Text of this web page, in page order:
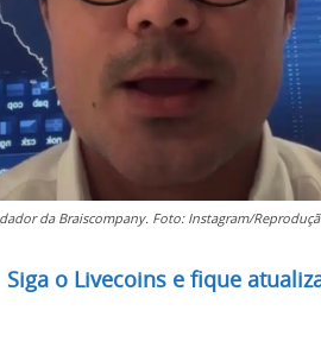
da Braiscompany. Foto: Instagram/
Siga o Livecoins e fique